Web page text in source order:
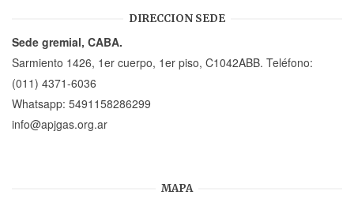
DIRECCION SEDE
Sede gremial, CABA.
Sarmiento 1426, 1er cuerpo, 1er piso, C1042ABB. Teléfono:
(011) 4371-6036
Whatsapp: 5491158286299
info@apjgas.org.ar
MAPA